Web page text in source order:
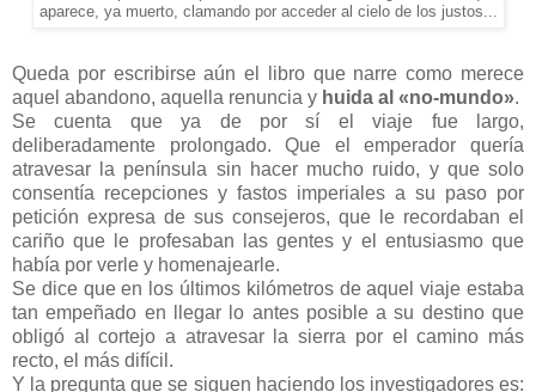
aparece, ya muerto, clamando por acceder al cielo de los justos...
Queda por escribirse aún el libro que narre como merece
aquel abandono, aquella renuncia y huida al «no-mundo».
Se cuenta que ya de por sí el viaje fue largo,
deliberadamente prolongado. Que el emperador quería
atravesar la península sin hacer mucho ruido, y que solo
consentía recepciones y fastos imperiales a su paso por
petición expresa de sus consejeros, que le recordaban el
cariño que le profesaban las gentes y el entusiasmo que
había por verle y homenajearle.
Se dice que en los últimos kilómetros de aquel viaje estaba
tan empeñado en llegar lo antes posible a su destino que
obligó al cortejo a atravesar la sierra por el camino más
recto, el más difícil.
Y la pregunta que se siguen haciendo los investigadores es: